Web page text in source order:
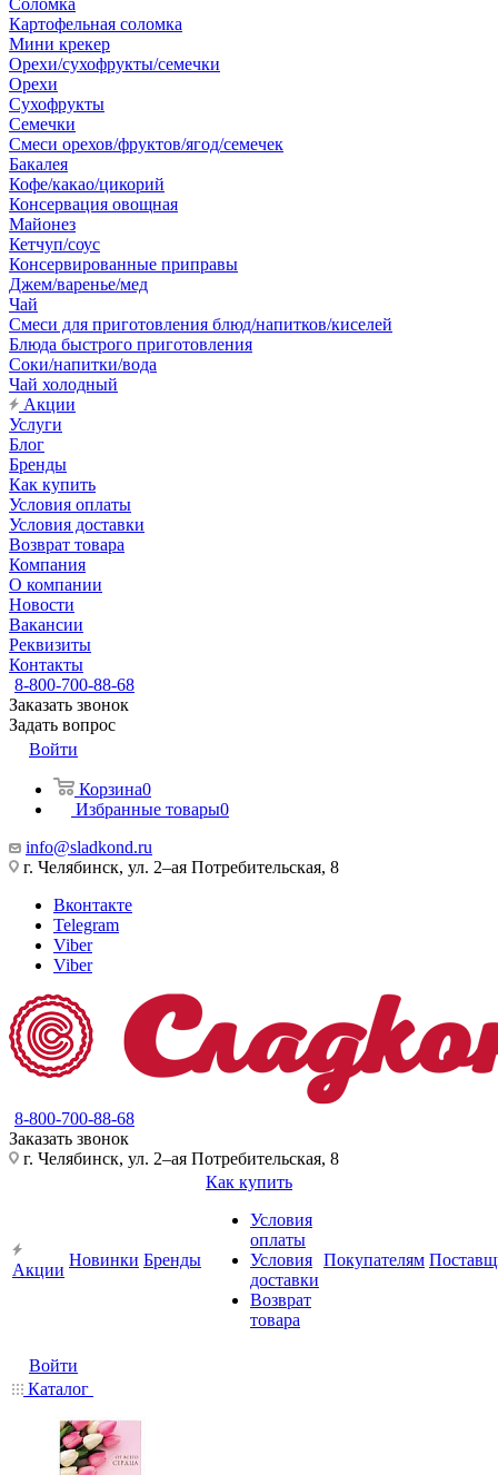
Соломка
Картофельная соломка
Мини крекер
Орехи/сухофрукты/семечки
Орехи
Сухофрукты
Семечки
Смеси орехов/фруктов/ягод/семечек
Бакалея
Кофе/какао/цикорий
Консервация овощная
Майонез
Кетчуп/соус
Консервированные приправы
Джем/варенье/мед
Чай
Смеси для приготовления блюд/напитков/киселей
Блюда быстрого приготовления
Соки/напитки/вода
Чай холодный
Акции
Услуги
Блог
Бренды
Как купить
Условия оплаты
Условия доставки
Возврат товара
Компания
О компании
Новости
Вакансии
Реквизиты
Контакты
8-800-700-88-68
Заказать звонок
Задать вопрос
Войти
Корзина0
Избранные товары0
info@sladkond.ru
г. Челябинск, ул. 2–ая Потребительская, 8
Вконтакте
Telegram
Viber
Viber
8-800-700-88-68
Заказать звонок
г. Челябинск, ул. 2–ая Потребительская, 8
Акции
Новинки Бренды
Как купить
Условия
оплаты
Условия
доставки
Возврат
товара
Покупателям
Войти
Каталог